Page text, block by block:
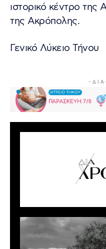
ιστορικό κέντρο της
της Ακρόπολης.
Γενικό Λύκειο Τήνου
- Δ Ι Α